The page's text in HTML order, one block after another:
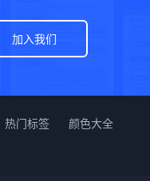
加入我们
热门标签
颜色大全